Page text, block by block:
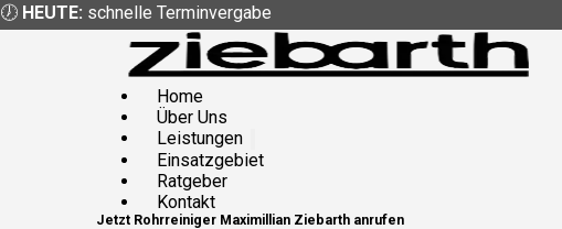
🕖 HEUTE: schnelle Terminvergabe
Home
Über Uns
Leistungen
Einsatzgebiet
Ratgeber
Kontakt
Jetzt Rohrreiniger Maximillian Ziebarth anrufen